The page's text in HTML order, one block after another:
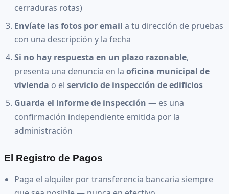
cerraduras rotas)
Envíate las fotos por email a tu dirección de pruebas
con una descripción y la fecha
Si no hay respuesta en un plazo razonable,
presenta una denuncia en la oficina municipal de
vivienda o el servicio de inspección de edificios
Guarda el informe de inspección — es una
confirmación independiente emitida por la
administración
El Registro de Pagos
Paga el alquiler por transferencia bancaria siempre